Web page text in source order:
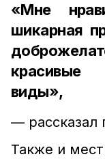
«Мне
шикарная
красивые
виды»,
— рассказал
Также и